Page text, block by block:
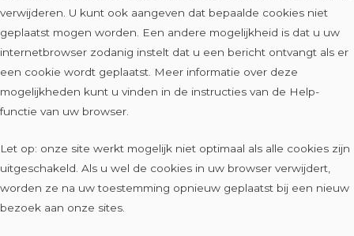
verwijderen. U kunt ook aangeven dat bepaalde cookies niet
geplaatst mogen worden. Een andere mogelijkheid is dat u uw
internetbrowser zodanig instelt dat u een bericht ontvangt als er
een cookie wordt geplaatst. Meer informatie over deze
mogelijkheden kunt u vinden in de instructies van de Help-
functie van uw browser.
Let op: onze site werkt mogelijk niet optimaal als alle cookies zijn
uitgeschakeld. Als u wel de cookies in uw browser verwijdert,
worden ze na uw toestemming opnieuw geplaatst bij een nieuw
bezoek aan onze sites.